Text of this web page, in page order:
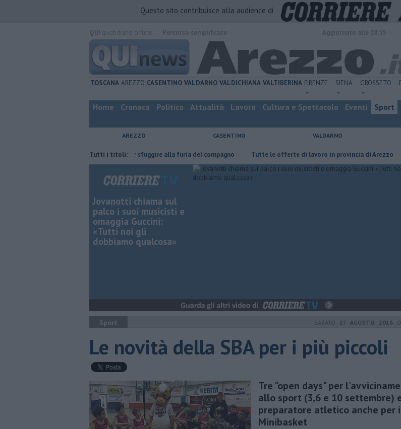
Questo sito contribuisce alla audience di
TOSCANA AREZZO CASENTINO VALDARNO VALDICHIANA VALTIBERINA FIRENZE SIENA GROSSETO
Home Cronaca Politica Attualità Lavoro Cultura e Spettacolo Eventi Sport
AREZZO CASENTINO VALDARNO
Tutti i titoli:
Nascosta in un bar per sfuggire alla furia del compagno ​Tutte le offerte di lavoro in provincia di Arezzo
Jovanotti chiama sul
palco i suoi musicisti e
omaggia Guccini:
«Tutti noi gli
dobbiamo qualcosa»
Sport SABATO 27 AGOSTO 2016
Le novità della SBA per i più piccoli
Tre "open days" per
allo sport (3,6 e 10 settembre)
preparatore atletico anche per
Minibasket